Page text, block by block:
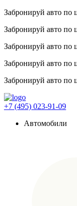
Забронируй авто
Забронируй авто
Забронируй авто
Забронируй авто
Забронируй авто
+7 (495) 023-91-09
Автомобили